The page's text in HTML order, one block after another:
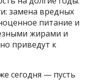
замена вредных
питание и
жирами и
приведут к
сегодня — пусть